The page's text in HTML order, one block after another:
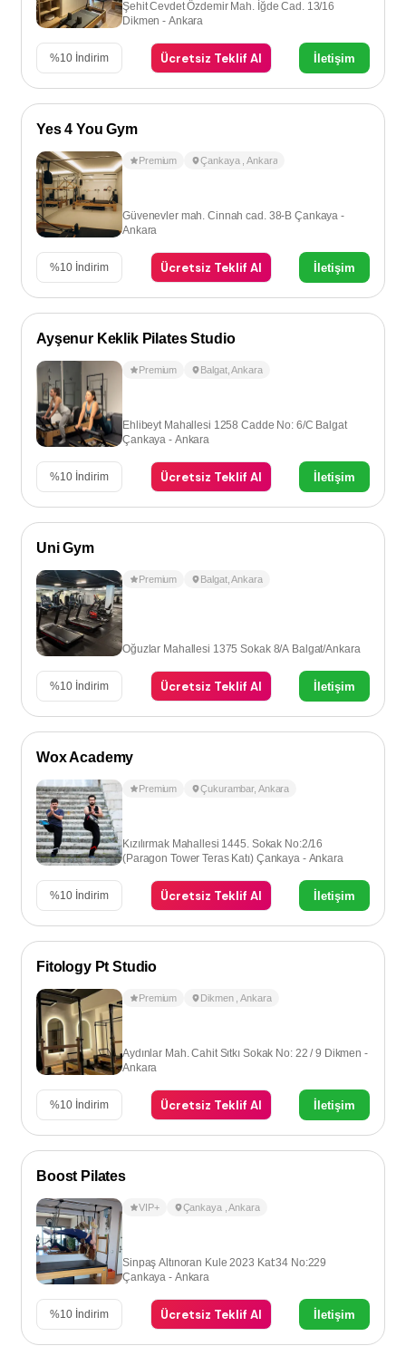
Şehit Cevdet Özdemir Mah. İğde Cad. 13/16
Dikmen - Ankara
%10 İndirim Ücretsiz Teklif Al İletişim
Yes 4 You Gym
Premium Çankaya ,Ankara
Güvenevler mah. Cinnah cad. 38-B Çankaya -
Ankara
%10 İndirim Ücretsiz Teklif Al İletişim
Ayşenur Keklik Pilates Studio
Premium Balgat,Ankara
Ehlibeyt Mahallesi 1258 Cadde No: 6/C Balgat
Çankaya - Ankara
%10 İndirim Ücretsiz Teklif Al İletişim
Uni Gym
Premium Balgat,Ankara
Oğuzlar Mahallesi 1375 Sokak 8/A Balgat/Ankara
%10 İndirim Ücretsiz Teklif Al İletişim
Wox Academy
Premium Çukurambar, Ankara
Kızılırmak Mahallesi 1445. Sokak No:2/16
(Paragon Tower Teras Katı) Çankaya - Ankara
%10 İndirim Ücretsiz Teklif Al İletişim
Fitology Pt Studio
Premium Dikmen ,Ankara
Aydınlar Mah. Cahit Sıtkı Sokak No: 22 / 9 Dikmen -
Ankara
%10 İndirim Ücretsiz Teklif Al İletişim
Boost Pilates
VIP+ Çankaya ,Ankara
Sinpaş Altınoran Kule 2023 Kat:34 No:229
Çankaya - Ankara
%10 İndirim Ücretsiz Teklif Al İletişim